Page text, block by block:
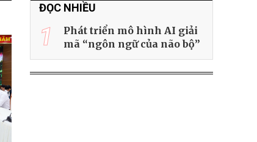
ĐỌC NHIỀU
1
Phát triển mô hình AI giải
mã “ngôn ngữ của não bộ”